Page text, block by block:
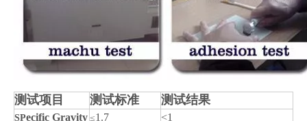
测试项目 测试标准 测试结果
SPecific Gravity ≤1.7
<1